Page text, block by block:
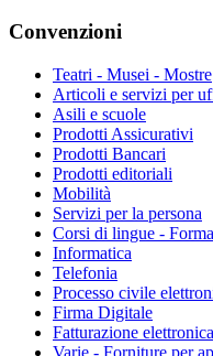
Convenzioni
Teatri - Musei - Mostre
Articoli e servizi per
Asili e scuole
Prodotti Assicurativi
Prodotti Bancari
Prodotti editoriali
Mobilità
Servizi per la persona
Corsi di lingue -
Informatica
Telefonia
Processo civile
Firma Digitale
Fatturazione elettronica
Varie - Forniture per